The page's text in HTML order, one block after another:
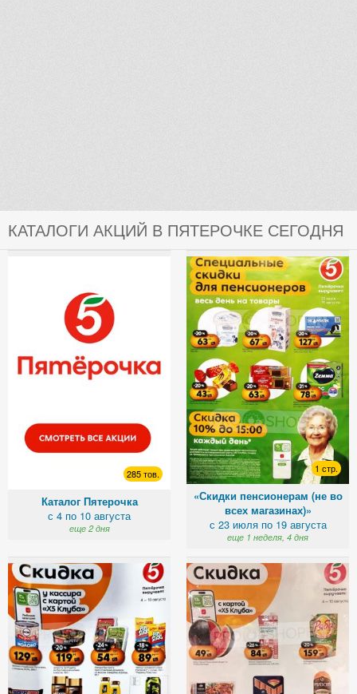
КАТАЛОГИ АКЦИЙ В ПЯТЕРОЧКЕ СЕГОДНЯ
285 тов.
Каталог Пятерочка
с 4 по 10 августа
еще 2 дня
1 стр.
«Скидки пенсионерам (не во
всех магазинах)»
с 23 июля по 19 августа
еще 1 неделя, 4 дня